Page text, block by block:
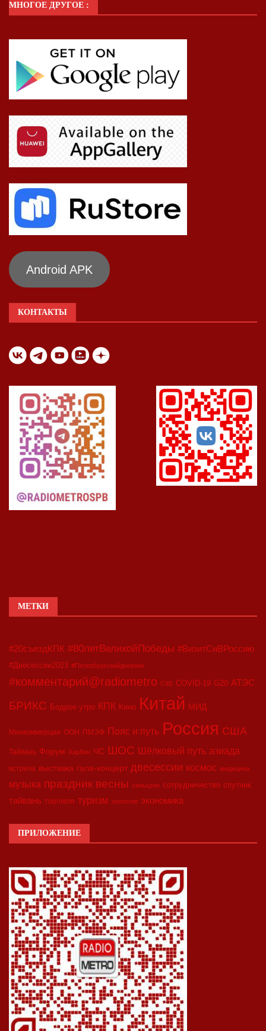
МНОГОЕ ДРУГОЕ :
Android APK
КОНТАКТЫ
МЕТКИ
#20съездКПК #80летВеликойПобеды #ВизитСиВРоссию
#Двесессии2023 #Петербургскийдневник
#комментарий@radiometro CIIE COVID-19 G20 АТЭС
БРИКС Бодрое утро КПК Кино Китай МИД
Минкоммерции ООН ПМЭФ Пояс и путь Россия США
Тайвань Форум Харбин ЧС ШОС Шёлковый путь азиада
встреча выставка гала-концерт двесессии космос медицина
музыка праздник весны синьцзян сотрудничество спутник
тайвань торговля туризм экология экономика
ПРИЛОЖЕНИЕ